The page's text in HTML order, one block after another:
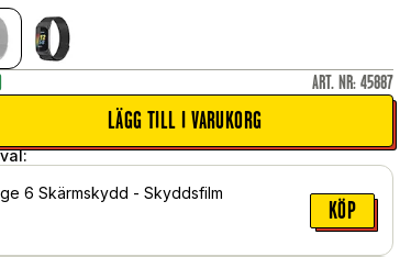
ART. NR: 45887
LÄGG TILL I VARUKORG
6 Skärmskydd - Skyddsfilm
KÖP